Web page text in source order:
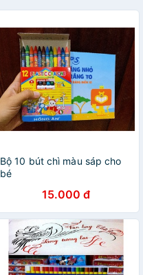
Bộ 10 bút chì màu sáp cho
bé
15.000 đ